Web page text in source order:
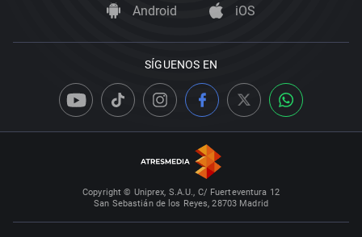
Android iOS
SÍGUENOS EN
Copyright © Uniprex, S.A.U., C/ Fuerteventura 12
San Sebastián de los Reyes, 28703 Madrid